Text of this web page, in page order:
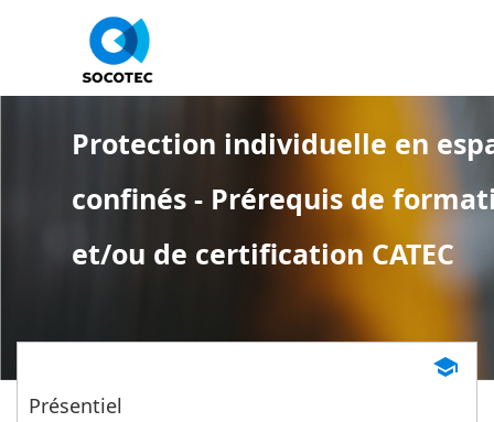
Protection individuelle en
confinés - Prérequis de
et/ou de certification CATEC
Présentiel
school